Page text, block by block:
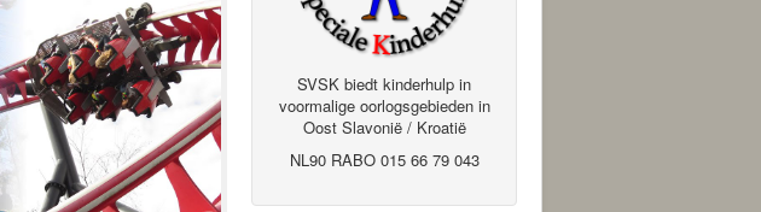
SVSK biedt kinderhulp in
voormalige oorlogsgebieden in
Oost Slavonië / Kroatië
NL90 RABO 015 66 79 043